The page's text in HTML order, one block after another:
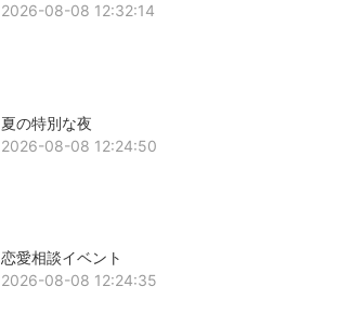
2026-08-08 12:32:14
夏の特別な夜
2026-08-08 12:24:50
恋愛相談イベント
2026-08-08 12:24:35